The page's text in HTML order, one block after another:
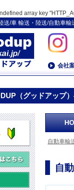
array key
送/車 輸送・陸送/自動車輸
会社
（グッドアップ）
自動車輸
自